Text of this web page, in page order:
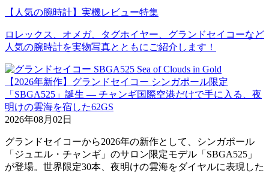
【人気の腕時計】実機レビュー特集
ロレックス、オメガ、タグホイヤー、グランドセイコーなど
人気の腕時計を実物写真とともにご紹介します！
【2026年新作】グランドセイコー シンガポール限定
「SBGA525」誕生 ― チャンギ国際空港だけで手に入る、夜
明けの雲海を宿した62GS
2026年08月02日
グランドセイコーから2026年の新作として、シンガポール
「ジュエル・チャンギ」のサロン限定モデル「SBGA525」
が登場。世界限定30本、夜明けの雲海をダイヤルに表現した